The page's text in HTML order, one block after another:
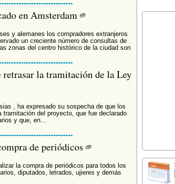
en Amsterdam
y alemanes los compradores extranjeros
un creciente número de consultas de
zonas del centro histórico de la ciudad son
retrasar la tramitación de la Ley
, ha expresado su sospecha de que los
tramitación del proyecto, que fue declarado
y que, en...
de periódicos
la compra de periódicos para todos los
diputados, letrados, ujieres y demás